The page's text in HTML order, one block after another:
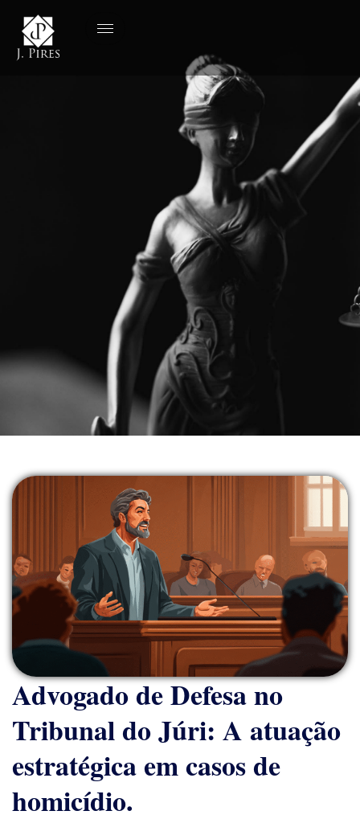
Advogado de Defesa no
Tribunal do Júri: A atuação
estratégica em casos de
homicídio.